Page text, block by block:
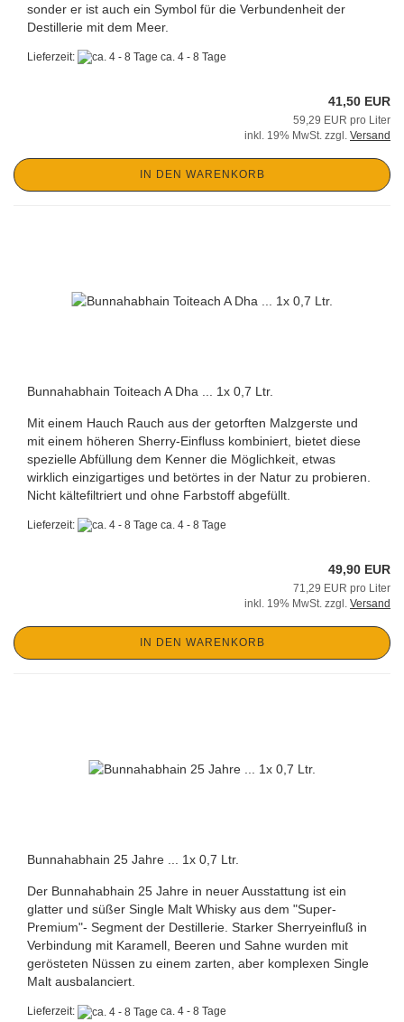
sonder er ist auch ein Symbol für die Verbundenheit der
Destillerie mit dem Meer.
Lieferzeit: ca. 4 - 8 Tage
41,50 EUR
59,29 EUR pro Liter
inkl. 19% MwSt. zzgl. Versand
IN DEN WARENKORB
Bunnahabhain Toiteach A Dha ... 1x 0,7 Ltr.
Mit einem Hauch Rauch aus der getorften Malzgerste und
mit einem höheren Sherry-Einfluss kombiniert, bietet diese
spezielle Abfüllung dem Kenner die Möglichkeit, etwas
wirklich einzigartiges und betörtes in der Natur zu probieren.
Nicht kältefiltriert und ohne Farbstoff abgefüllt.
Lieferzeit: ca. 4 - 8 Tage
49,90 EUR
71,29 EUR pro Liter
inkl. 19% MwSt. zzgl. Versand
IN DEN WARENKORB
Bunnahabhain 25 Jahre ... 1x 0,7 Ltr.
Der Bunnahabhain 25 Jahre in neuer Ausstattung ist ein
glatter und süßer Single Malt Whisky aus dem "Super-
Premium"- Segment der Destillerie. Starker Sherryeinfluß in
Verbindung mit Karamell, Beeren und Sahne wurden mit
gerösteten Nüssen zu einem zarten, aber komplexen Single
Malt ausbalanciert.
Lieferzeit: ca. 4 - 8 Tage